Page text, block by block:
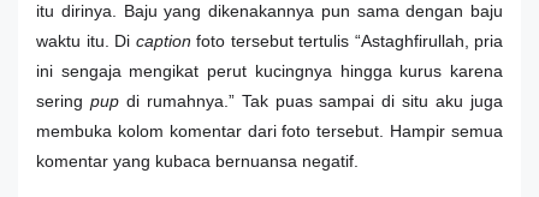
itu dirinya. Baju yang dikenakannya pun sama dengan baju
waktu itu. Di caption foto tersebut tertulis “Astaghfirullah, pria
ini sengaja mengikat perut kucingnya hingga kurus karena
sering pup di rumahnya.” Tak puas sampai di situ aku juga
membuka kolom komentar dari foto tersebut. Hampir semua
komentar yang kubaca bernuansa negatif.